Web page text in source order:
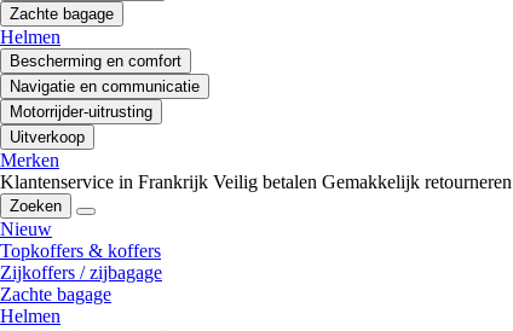
Zachte bagage
Helmen
Bescherming en comfort
Navigatie en communicatie
Motorrijder-uitrusting
Uitverkoop
Merken
Klantenservice in Frankrijk Veilig betalen Gemakkelijk retourneren
Zoeken
Nieuw
Topkoffers & koffers
Zijkoffers / zijbagage
Zachte bagage
Helmen